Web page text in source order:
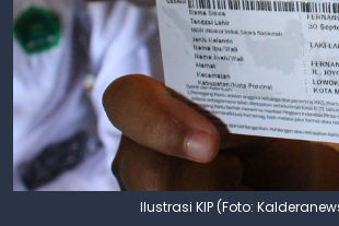
Ilustrasi KIP (Foto: